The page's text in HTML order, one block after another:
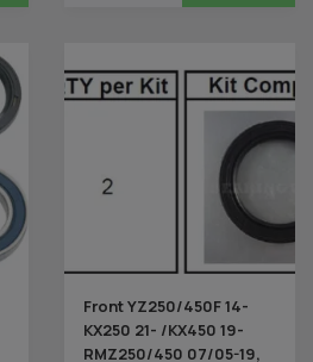
Front YZ250/450F 14-
KX250 21- /KX450 19-
RMZ250/450 07/05-19,